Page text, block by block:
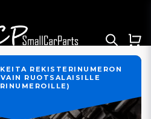
REKISTERINUMERON
RUOTSALAISILLE